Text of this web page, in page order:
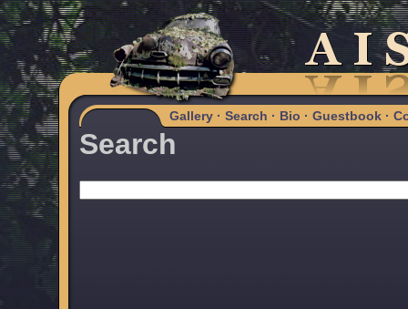
Gallery · Search · Bio · Guestbook ·
Search